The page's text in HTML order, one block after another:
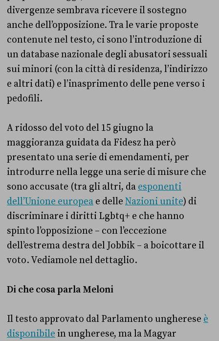
divergenze sembrava ricevere il sostegno
anche dell’opposizione. Tra le varie proposte
contenute nel testo, ci sono l’introduzione di
un database nazionale degli abusatori sessuali
sui minori (con la città di residenza, l’indirizzo
e altri dati) e l’inasprimento delle pene verso i
pedofili.
A ridosso del voto del 15 giugno la
maggioranza guidata da Fidesz ha però
presentato una serie di emendamenti, per
introdurre nella legge una serie di misure che
sono accusate (tra gli altri, da esponenti
dell’Unione europea e delle Nazioni unite) di
discriminare i diritti Lgbtq+ e che hanno
spinto l’opposizione – con l’eccezione
dell’estrema destra del Jobbik – a boicottare il
voto. Vediamole nel dettaglio.
Di che cosa parla Meloni
Il testo approvato dal Parlamento ungherese è
disponibile in ungherese, ma la Magyar